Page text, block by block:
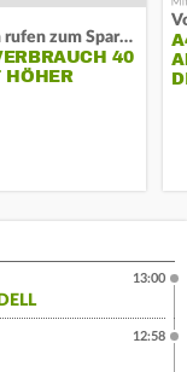
Kommunen rufen zum Sparen auf
40
HÖHER
13:00
12:58